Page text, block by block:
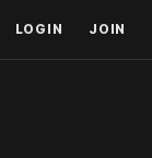
LOGIN JOIN